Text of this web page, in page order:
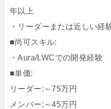
年以上
・リーダーまたは近しい経
■尚可スキル:
・Aura/LWCでの開発経験
■単価:
リーダー:～75万円
メンバー:～45万円